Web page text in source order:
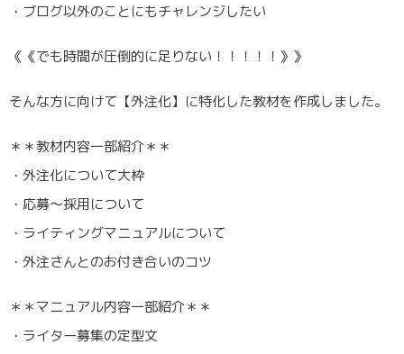
・ブログ以外のことにもチャレンジしたい
《《でも時間が圧倒的に足りない！！！！！》》
そんな方に向けて【外注化】に特化した教材を作成しました。
＊＊教材内容一部紹介＊＊
・外注化について大枠
・応募〜採用について
・ライティングマニュアルについて
・外注さんとのお付き合いのコツ
＊＊マニュアル内容一部紹介＊＊
・ライター募集の定型文